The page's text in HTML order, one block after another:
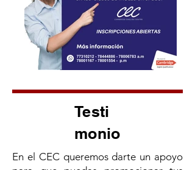
Testi
monio
En el CEC queremos darte un apoyo